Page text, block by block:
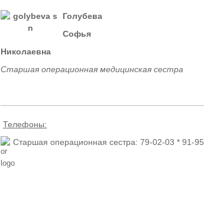
Голубева
Софья
Николаевна
Старшая операционная медицинская сестра
Телефоны:
Старшая операционная сестра: 79-02-03 * 91-95